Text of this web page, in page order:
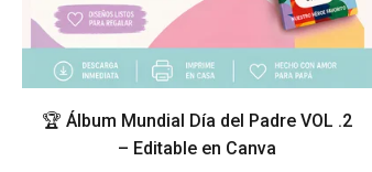
🏆 Álbum Mundial Día del Padre VOL .2
– Editable en Canva